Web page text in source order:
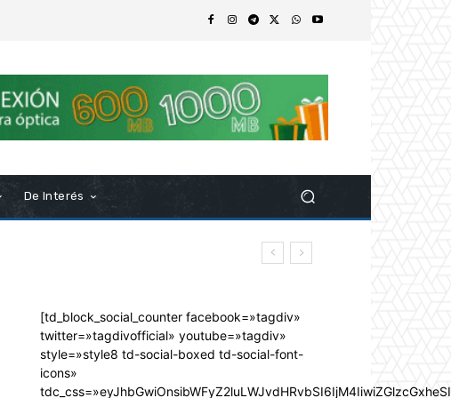
De Interés
[td_block_social_counter facebook=»tagdiv»
twitter=»tagdivofficial» youtube=»tagdiv»
style=»style8 td-social-boxed td-social-font-
icons»